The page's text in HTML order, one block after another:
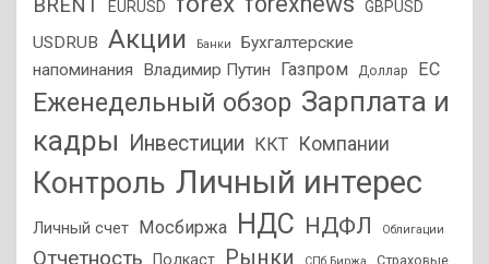
BRENT EURUSD GBPUSD
USDRUB Акции Банки
Бухгалтерские
напоминания
Владимир Путин Газпром Доллар ЕС
Еженедельный обзор Зарплата и
кадры
Инвестиции ККТ Компании
Контроль Личный интерес
Личный счет Мосбиржа НДС НДФЛ Облигации
Отчетность Подкаст Рынки Страховые